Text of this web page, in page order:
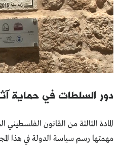
دور السلطات في حماية
المادة الثالثة من القانون الفلسطيني
مهمتها رسم سياسة الدولة في هذا